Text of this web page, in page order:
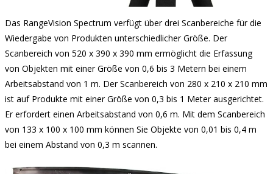
Das RangeVision Spectrum verfügt über drei Scanbereiche für die
Wiedergabe von Produkten unterschiedlicher Größe. Der
Scanbereich von 520 x 390 x 390 mm ermöglicht die Erfassung
von Objekten mit einer Größe von 0,6 bis 3 Metern bei einem
Arbeitsabstand von 1 m. Der Scanbereich von 280 x 210 x 210 mm
ist auf Produkte mit einer Größe von 0,3 bis 1 Meter ausgerichtet.
Er erfordert einen Arbeitsabstand von 0,6 m. Mit dem Scanbereich
von 133 x 100 x 100 mm können Sie Objekte von 0,01 bis 0,4 m
bei einem Abstand von 0,3 m scannen.